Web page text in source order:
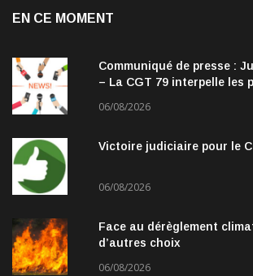
EN CE MOMENT
Communiqué de presse :
– La CGT 79 interpelle les
06/08/2026
Victoire judiciaire pour le
06/08/2026
Face au dérèglement
d’autres choix
06/08/2026